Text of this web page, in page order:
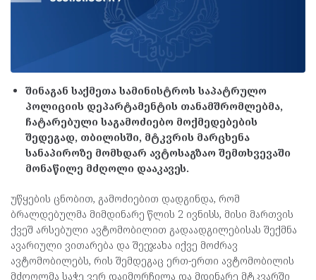
შინაგან საქმეთა სამინისტროს საპატრულო
პოლიციის დეპარტამენტის თანამშრომლებმა,
ჩატარებული საგამოძიებო მოქმედებების
შედეგად, თბილისში, მტკვრის მარცხენა
სანაპიროზე მომხდარ ავტოსაგზაო შემთხვევაში
მონაწილე მძღოლი დააკავეს.
უწყების ცნობით, გამოძიებით დადგინდა, რომ
ბრალდებულმა მიმდინარე წლის 2 ივნისს, მისი მართვის
ქვეშ არსებული ავტომობილით გადაადგილებისას შექმნა
ავარიული ვითარება და შეეჯახა იქვე მოძრავ
ავტომობილებს, რის შემდეგაც ერთ-ერთი ავტომობილის
მძღოლმა საჭე ვერ დაიმორჩილა და მდინარე მტკვარში